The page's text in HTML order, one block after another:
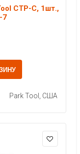
CTP-C, 1шт.,
7
Park Tool, США